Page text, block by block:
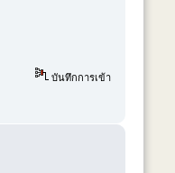
บันทึกการเข้า